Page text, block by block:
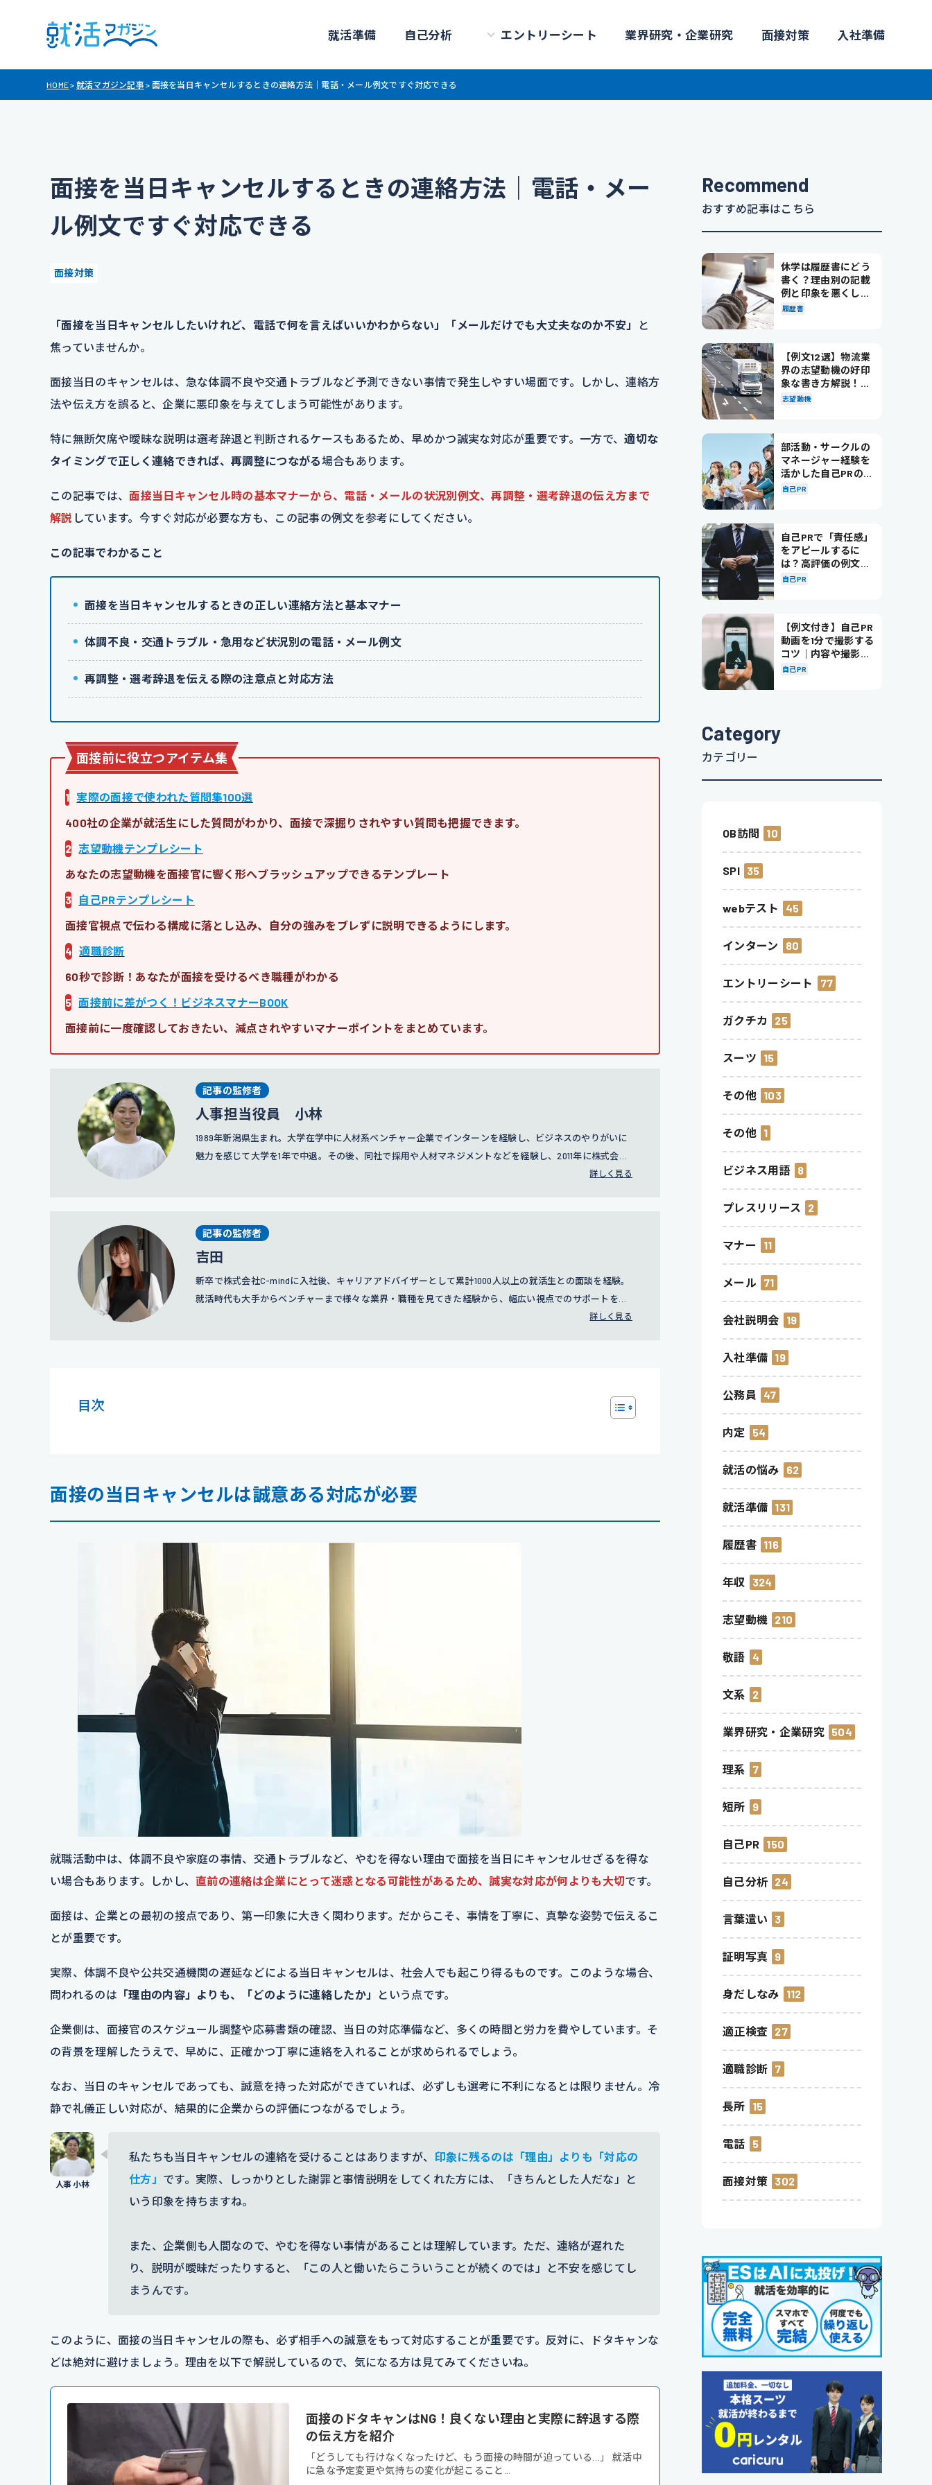
就活準備 自己分析 エントリーシート 業界研究・企業研究 面接対策 入社準備
HOME> 就活マガジン記事 > 面接を当日キャンセルするときの連絡方法｜電話・メール例文ですぐ対応できる
面接を当日キャンセルするときの連絡方法｜電話・メー
ル例文ですぐ対応できる
面接対策
「面接を当日キャンセルしたいけれど、電話で何を言えばいいかわからない」「メールだけでも大丈夫なのか不安」
と
焦っていませんか。
面接当日のキャンセルは、急な体調不良や交通トラブルなど予測できない事情で発生しやすい場面です。しかし、連絡方
法や伝え方を誤ると、企業に悪印象を与えてしまう可能性があります。
特に無断欠席や曖昧な説明は選考辞退と判断されるケースもあるため、早めかつ誠実な対応が重要です。一方で、適切な
タイミングで正しく連絡できれば、再調整につながる場合もあります。
この記事では、面接当日キャンセル時の基本マナーから、電話・メールの状況別例文、再調整・選考辞退の伝え方まで
解説 しています。今すぐ対応が必要な方も、この記事の例文を参考にしてください。
この記事でわかること
面接を当日キャンセルするときの正しい連絡方法と基本マナー
体調不良・交通トラブル・急用など状況別の電話・メール例文
再調整・選考辞退を伝える際の注意点と対応方法
面接前に役立つアイテム集
1 実際の面接で使われた質問集100選
400社の企業が就活生にした質問がわかり、面接で深掘りされやすい質問も把握できます。
2 志望動機テンプレシート
あなたの志望動機を面接官に響く形へブラッシュアップできるテンプレート
3
自己PRテンプレシート
面接官視点で伝わる構成に落とし込み、自分の強みをブレずに説明できるようにします。
4 適職診断
60秒で診断！あなたが面接を受けるべき職種がわかる
5 面接前に差がつく！ビジネスマナーBOOK
面接前に一度確認しておきたい、減点されやすいマナーポイントをまとめています。
記事の監修者
人事担当役員 小林
1989年新潟県生まれ。大学在学中に人材系ベンチャー企業でインターンを経験し、ビジネスのやりがいに
魅力を感じて大学を1年で中退。その後、同社で採用や人材マネジメントなどを経験し、2011年に株式会社
C-mindの創業期に参画。訪問営業やコールセンター事業の責任者を務めたのち、2016年に人事部の立ち上
詳しく見る
記事の監修者
吉田
新卒で株式会社C-mindに入社後、キャリアアドバイザーとして累計1000人以上の就活生との面談を経験。
就活時代も大手からベンチャーまで様々な業界・職種を見てきた経験から、幅広い視点でのサポートを得
詳しく見る
目次
面接の当日キャンセルは誠意ある対応が必要
就職活動中は、体調不良や家庭の事情、交通トラブルなど、やむを得ない理由で面接を当日にキャンセルせざるを得な
い場合もあります。しかし、 直前の連絡は企業にとって迷惑となる可能性があるため、誠実な対応が何よりも大切です。
面接は、企業との最初の接点であり、第一印象に大きく関わります。だからこそ、事情を丁寧に、真摯な姿勢で伝えるこ
とが重要です。
実際、体調不良や公共交通機関の遅延などによる当日キャンセルは、社会人でも起こり得るものです。このような場合、
問われるのは 「理由の内容」よりも、「どのように連絡したか」 という点です。
企業側は、面接官のスケジュール調整や応募書類の確認、当日の対応準備など、多くの時間と労力を費やしています。そ
の背景を理解したうえで、早めに、正確かつ丁寧に連絡を入れることが求められるでしょう。
なお、当日のキャンセルであっても、誠意を持った対応ができていれば、必ずしも選考に不利になるとは限りません。冷
静で礼儀正しい対応が、結果的に企業からの評価につながるでしょう。
私たちも当日キャンセルの連絡を受けることはありますが、 印象に残るのは「理由」よりも「対応の
仕方」 です。実際、しっかりとした謝罪と事情説明をしてくれた方には、「きちんとした人だな」と
いう印象を持ちますね。
また、企業側も人間なので、やむを得ない事情があることは理解しています。ただ、連絡が遅れた
り、説明が曖昧だったりすると、「この人と働いたらこういうことが続くのでは」と不安を感じてし
まうんです。
このように、面接の当日キャンセルの際も、必ず相手への誠意をもって対応することが重要です。反対に、ドタキャンな
どは絶対に避けましょう。理由を以下で解説しているので、気になる方は見てみてくださいね。
面接のドタキャンはNG！良くない理由と実際に辞退する際
の伝え方を紹介
「どうしても行けなくなったけど、もう面接の時間が迫っている…」 就活中
に急な予定変更や気持ちの変化が起こること...
Recommend
おすすめ記事はこちら
休学は履歴書にどう
書く？理由別の記載
例と印象を悪くしな
い書き方を解説
履歴書
【例文12選】物流業
界の志望動機の好印
象な書き方解説！パ
ターン別の例文も紹
志望動機
部活動・サークルの
マネージャー経験を
活かした自己PRの書
き方を徹底解説！
自己PR
自己PRで「責任感」
をアピールするに
は？高評価の例文も
紹介！
自己PR
【例文付き】自己PR
動画を1分で撮影する
コツ｜内容や撮影の
ポイントも解説
自己PR
Category
カテゴリー
OB訪問 10
SPI 35
webテスト 45
インターン 80
エントリーシート 77
ガクチカ 25
スーツ 15
その他 103
その他 1
ビジネス用語 8
プレスリリース 2
マナー 11
メール 71
会社説明会 19
入社準備 19
公務員 47
内定 54
就活の悩み 62
就活準備 131
履歴書 116
年収 324
志望動機 210
敬語 4
文系 2
業界研究・企業研究 504
理系 7
短所 9
自己PR 150
自己分析 24
言葉遣い 3
証明写真 9
身だしなみ 112
適正検査 27
適職診断 7
長所 15
電話 5
面接対策 302